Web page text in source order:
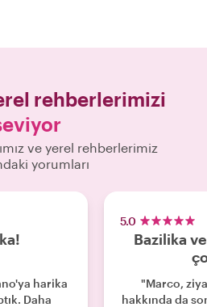
rehberlerimizi
ve yerel rehberlerimiz
yorumları
harika
Daha
5.0
Bazilika
"Marco,
hakkında da